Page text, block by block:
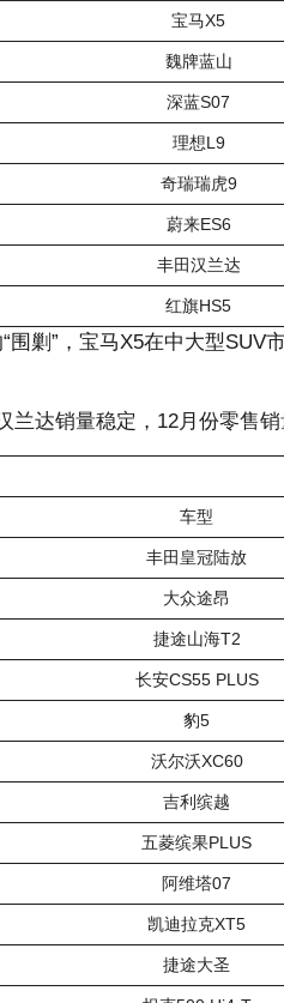
宝马X5
魏牌蓝山
深蓝S07
理想L9
奇瑞瑞虎9
蔚来ES6
丰田汉兰达
红旗HS5
剿”，宝马X5在中大型SUV
达销量稳定，12月份零售
车型
丰田皇冠陆放
大众途昂
捷途山海T2
长安CS55 PLUS
豹5
沃尔沃XC60
吉利缤越
五菱缤果PLUS
阿维塔07
凯迪拉克XT5
捷途大圣